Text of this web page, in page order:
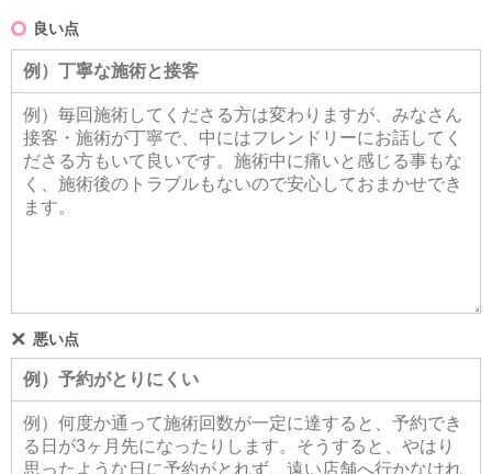
良い点
悪い点